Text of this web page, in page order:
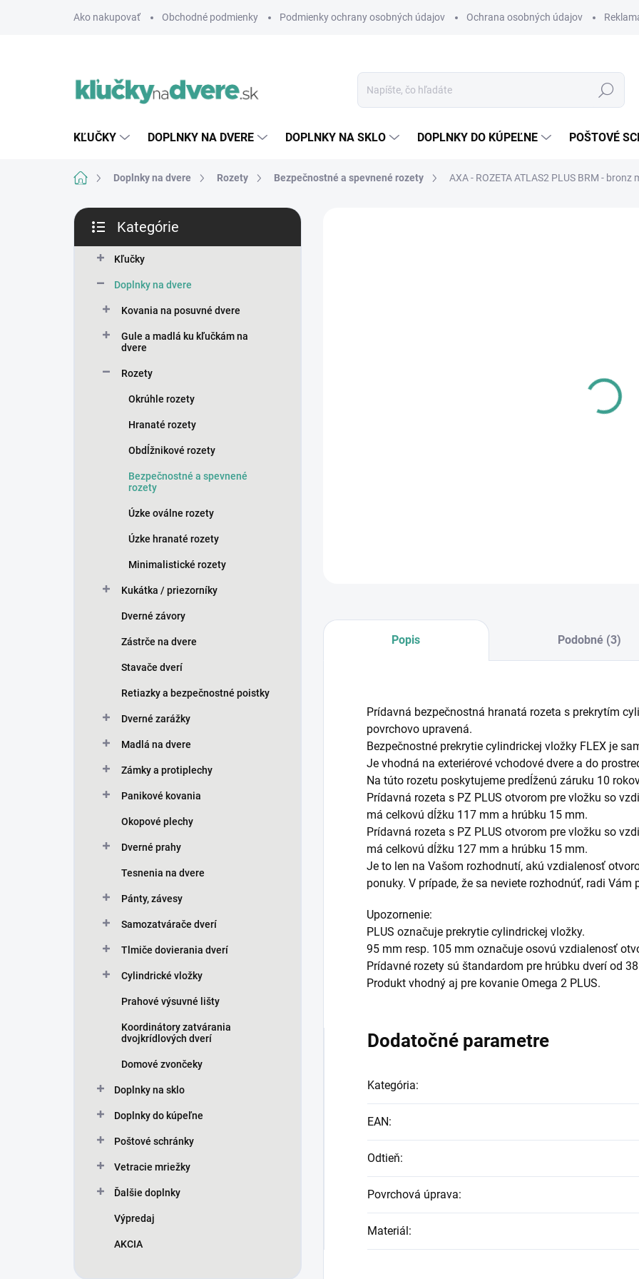
Ako nakupovať Obchodné podmienky Podmienky ochrany osobných údajov Ochrana osobných údajov
Hľadať
KĽUČKY DOPLNKY NA DVERE DOPLNKY NA SKLO DOPLNKY DO KÚPEĽNE POŠTOVÉ
DomovDoplnky na dvere Rozety Bezpečnostné a spevnené rozety AXA - ROZETA ATLAS2 PLUS BRM - bronz
B
č
kategórie
Kategórie
Kľučky
Doplnky na dvere
Kovania na posuvné dvere
Gule a madlá ku kľučkám na
dvere
Rozety
Okrúhle rozety
Hranaté rozety
Obdĺžnikové rozety
Bezpečnostné a spevnené
rozety
Úzke oválne rozety
Úzke hranaté rozety
Minimalistické rozety
Kukátka / priezorníky
Dverné závory
Zástrče na dvere
Stavače dverí
Retiazky a bezpečnostné poistky
Dverné zarážky
Madlá na dvere
Zámky a protiplechy
Panikové kovania
Okopové plechy
Dverné prahy
Tesnenia na dvere
Pánty, závesy
Samozatvárače dverí
Tlmiče dovierania dverí
Cylindrické vložky
Prahové výsuvné lišty
Koordinátory zatvárania
dvojkrídlových dverí
Domové zvončeky
Doplnky na sklo
Doplnky do kúpeľne
Poštové schránky
Vetracie mriežky
Ďalšie doplnky
Výpredaj
AKCIA
TYP
Popis Podobné (3)
Prídavná bezpečnostná hranatá rozeta s prekrytím
povrchovo upravená.
Bezpečnostné prekrytie cylindrickej vložky FLEX je
Je vhodná na exteriérové vchodové dvere a do
Na túto rozetu poskytujeme predĺženú záruku 10
Prídavná rozeta s PZ PLUS otvorom pre vložku so
má celkovú dĺžku 117 mm a hrúbku 15 mm.
Prídavná rozeta s PZ PLUS otvorom pre vložku so
má celkovú dĺžku 127 mm a hrúbku 15 mm.
Je to len na Vašom rozhodnutí, akú vzdialenosť
ponuky. V prípade, že sa neviete rozhodnúť, radi
Upozornenie:
PLUS označuje prekrytie cylindrickej vložky.
95 mm resp. 105 mm označuje osovú vzdialenosť
Prídavné rozety sú štandardom pre hrúbku dverí od
Produkt vhodný aj pre kovanie Omega 2 PLUS.
Dodatočné parametre
Kategória:
EAN:
Odtieň:
Povrchová úprava:
Materiál: